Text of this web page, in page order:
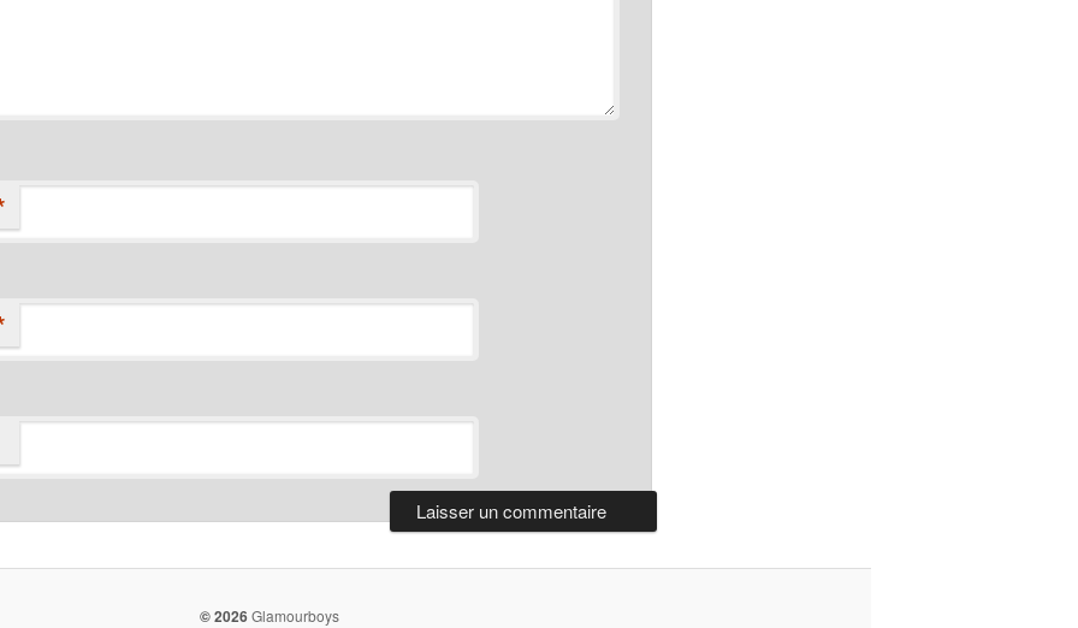
© 2026Glamourboys